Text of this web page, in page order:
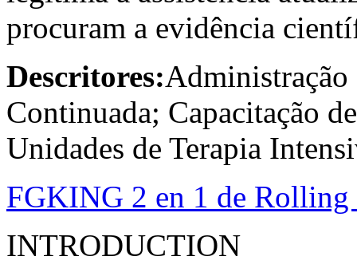
procuram a evidência
Descritores:Administração
Continuada; Capacitação
Unidades de Terapia
FGKING 2 en 1 de
INTRODUCTION